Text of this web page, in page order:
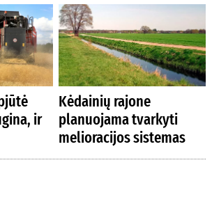
ir
Kėdainių rajone
planuojama tvarkyti
melioracijos sistemas